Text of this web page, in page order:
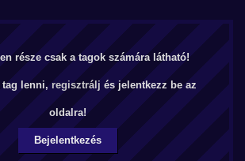
része csak a tagok számára látható!
tag lenni, regisztrálj és jelentkezz be az
oldalra!
Bejelentkezés